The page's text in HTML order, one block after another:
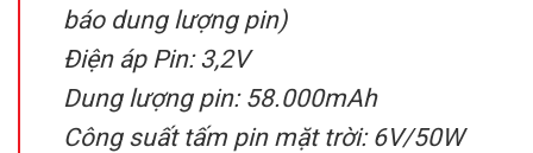
báo dung lượng pin)
Điện áp Pin: 3,2V
Dung lượng pin: 58.000mAh
Công suất tấm pin mặt trời: 6V/50W